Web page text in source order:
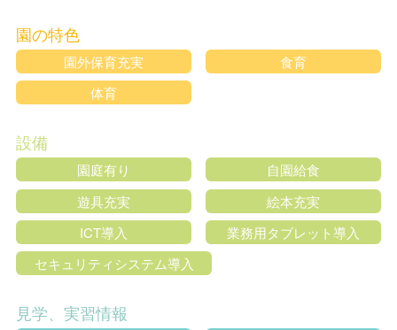
園の特色
園外保育充実
食育
体育
設備
園庭有り
自園給食
遊具充実
絵本充実
ICT導入
業務用タブレット導入
セキュリティシステム導入
見学、実習情報